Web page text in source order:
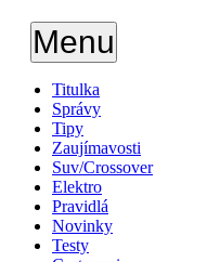
Menu
Titulka
Správy
Tipy
Zaujímavosti
Suv/Crossover
Elektro
Pravidlá
Novinky
Testy